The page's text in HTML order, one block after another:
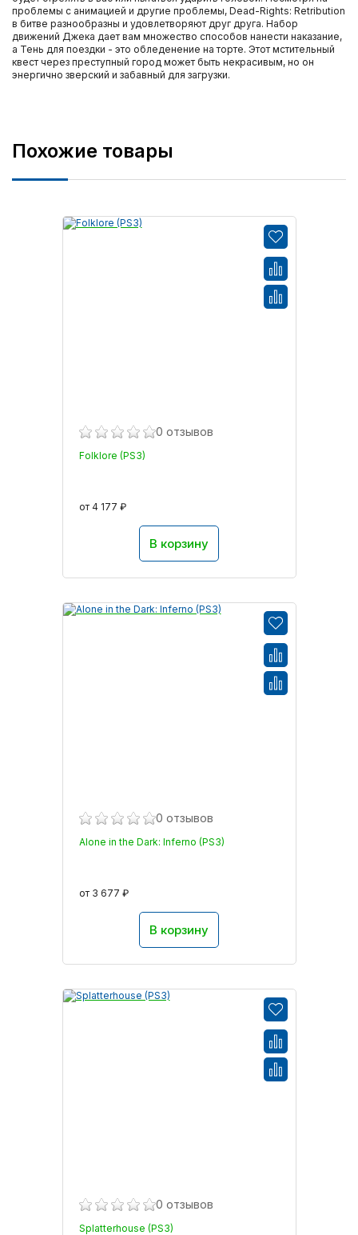
проблемы с анимацией и другие проблемы, Dead-Rights: Retribution
в битве разнообразны и удовлетворяют друг друга. Набор
движений Джека дает вам множество способов нанести наказание,
а Тень для поездки - это обледенение на торте. Этот мстительный
квест через преступный город может быть некрасивым, но он
энергично зверский и забавный для загрузки.
Похожие товары
0 отзывов
Folklore (PS3)
от 4 177 ₽
В корзину
0 отзывов
Alone in the Dark: Inferno (PS3)
от 3 677 ₽
В корзину
0 отзывов
Splatterhouse (PS3)